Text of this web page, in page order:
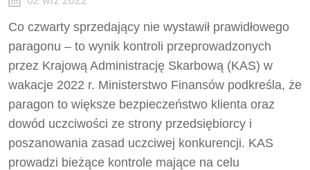
Co czwarty sprzedający nie wystawił prawidłowego
paragonu – to wynik kontroli przeprowadzonych
przez Krajową Administrację Skarbową (KAS) w
wakacje 2022 r. Ministerstwo Finansów podkreśla, że
paragon to większe bezpieczeństwo klienta oraz
dowód uczciwości ze strony przedsiębiorcy i
poszanowania zasad uczciwej konkurencji. KAS
prowadzi bieżące kontrole mające na celu